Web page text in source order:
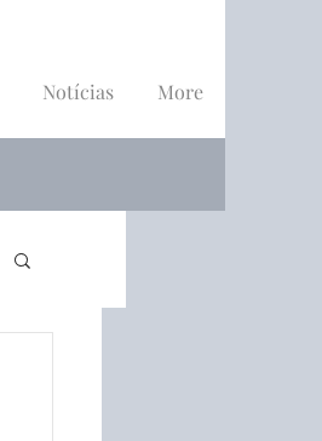
Notícias More